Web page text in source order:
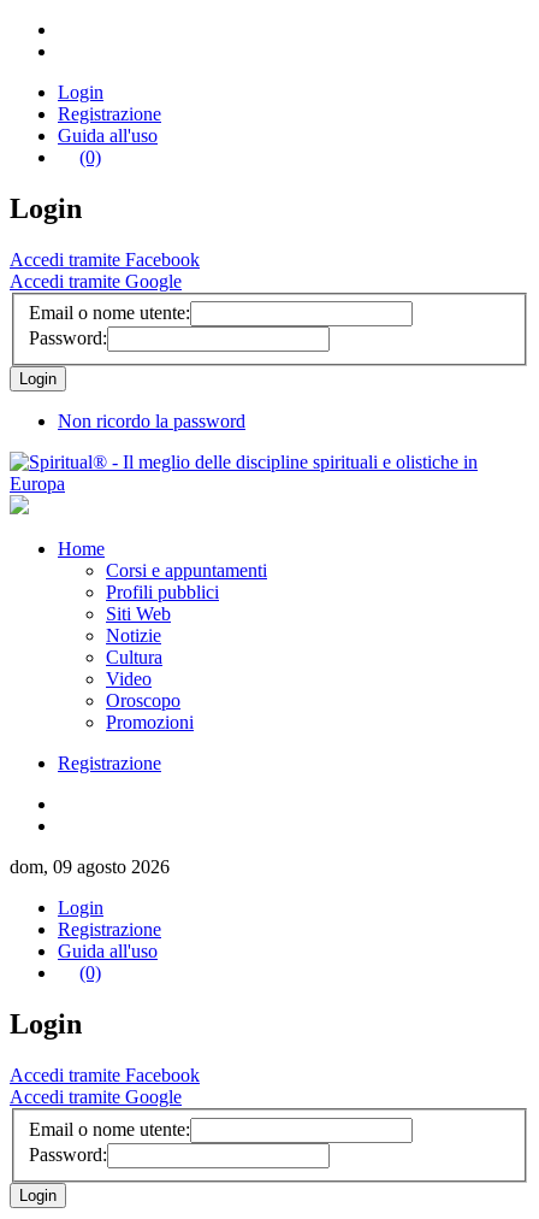
Login
Registrazione
Guida all'uso
(0)
Login
Accedi tramite Facebook
Accedi tramite Google
Email o nome utente:
Password:
Non ricordo la password
Home
Corsi e appuntamenti
Profili pubblici
Siti Web
Notizie
Cultura
Video
Oroscopo
Promozioni
Registrazione
dom, 09 agosto 2026
Login
Registrazione
Guida all'uso
(0)
Login
Accedi tramite Facebook
Accedi tramite Google
Email o nome utente:
Password: